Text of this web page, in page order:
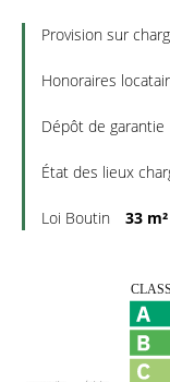
Provision sur
Honoraires
Dépôt de garantie
État des lieux
Loi Boutin 33 m²